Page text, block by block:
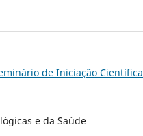
de Iniciação Científica
e da Saúde